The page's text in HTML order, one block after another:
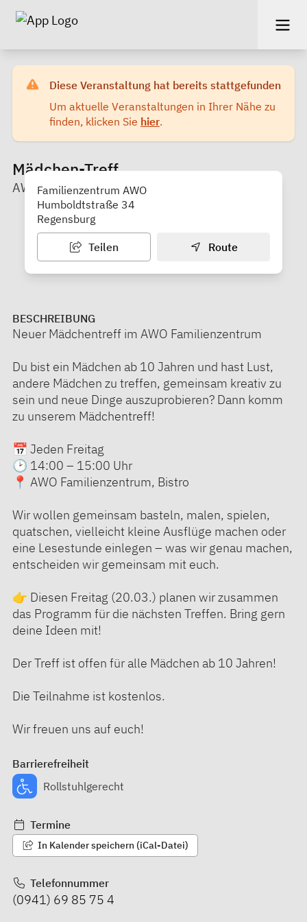
Diese Veranstaltung hat bereits stattgefunden
Um aktuelle Veranstaltungen in Ihrer Nähe zu
finden, klicken Sie hier.
Mädchen-Treff
AWO Familienzentrum
Familienzentrum AWO
Humboldtstraße 34
Regensburg
Teilen Route
BESCHREIBUNG
Neuer Mädchentreff im AWO Familienzentrum
Du bist ein Mädchen ab 10 Jahren und hast Lust,
andere Mädchen zu treffen, gemeinsam kreativ zu
sein und neue Dinge auszuprobieren? Dann komm
zu unserem Mädchentreff!
📅 Jeden Freitag
🕑 14:00 – 15:00 Uhr
📍 AWO Familienzentrum, Bistro
Wir wollen gemeinsam basteln, malen, spielen,
quatschen, vielleicht kleine Ausflüge machen oder
eine Lesestunde einlegen – was wir genau machen,
entscheiden wir gemeinsam mit euch.
👉 Diesen Freitag (20.03.) planen wir zusammen
das Programm für die nächsten Treffen. Bring gern
deine Ideen mit!
Der Treff ist offen für alle Mädchen ab 10 Jahren!
Die Teilnahme ist kostenlos.
Wir freuen uns auf euch!
Barrierefreiheit
Rollstuhlgerecht
Termine
In Kalender speichern (iCal-Datei)
Telefonnummer
(0941) 69 85 75 4